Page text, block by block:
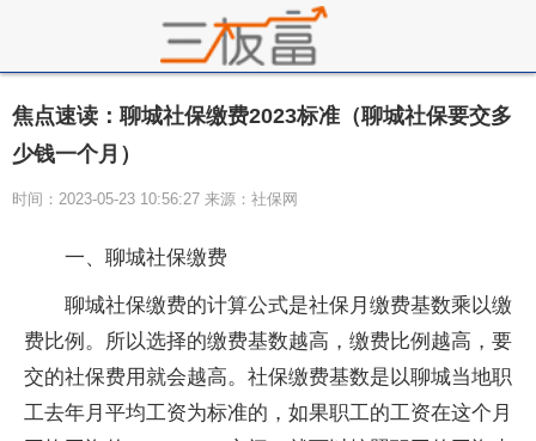
焦点速读：聊城社保缴费2023标准（聊城社保要交多
少钱一个月）
时间：2023-05-23 10:56:27 来源：社保网
一、聊城社保缴费
聊城社保缴费的计算公式是社保月缴费基数乘以缴
费比例。所以选择的缴费基数越高，缴费比例越高，要
交的社保费用就会越高。社保缴费基数是以聊城当地职
工去年月平均工资为标准的，如果职工的工资在这个月